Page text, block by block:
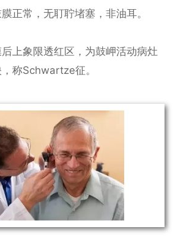
正常，无耵聍堵塞，非油耳。
上象限透红区，为鼓岬活动病灶
称Schwartze征。